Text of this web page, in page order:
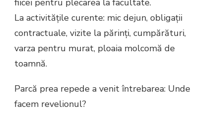
fiicei pentru plecarea la facultate.
La activităţile curente: mic dejun, obligaţii
contractuale, vizite la părinţi, cumpărături,
varza pentru murat, ploaia molcomă de
toamnă.
Parcă prea repede a venit întrebarea: Unde
facem revelionul?